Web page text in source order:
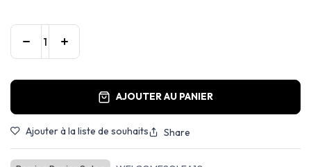
AJOUTER AU PANIER
Ajouter à la liste de souhaits Share